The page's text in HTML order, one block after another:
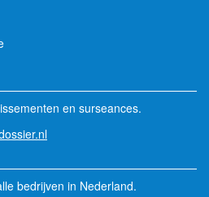
en surseances.
bedrijven in Nederland.